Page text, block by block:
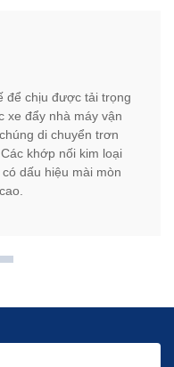
để chịu được tải trọng
xe đẩy nhà máy vận
di chuyển trơn
khớp nối kim loại
dấu hiệu mài mòn